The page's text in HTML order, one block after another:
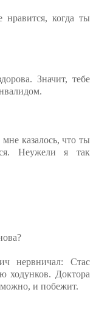
когда ты
Значит, тебе
казалось, что ты
Неужели я так
нервничал: Стас
ходунков. Доктора
и побежит.